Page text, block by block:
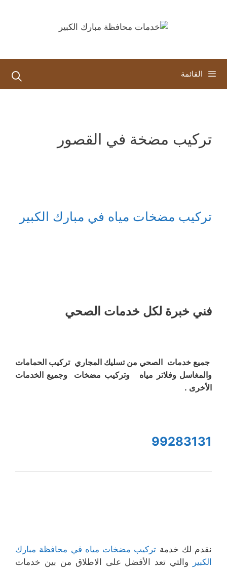
القائمة
تركيب مضخة في القصور
تركيب مضخات مياه في مبارك الكبير
فني خبرة لكل خدمات الصحي
جميع خدمات الصحي من تسليك المجاري تركيب الحمامات
والمغاسل وفلاتر مياه وتركيب مضخات وجميع الخدمات
الأخرى .
99283131
نقدم لك خدمة تركيب مضخات مياه في محافظة مبارك
الكبير
والتي تعد الأفضل على الاطلاق من بين خدمات